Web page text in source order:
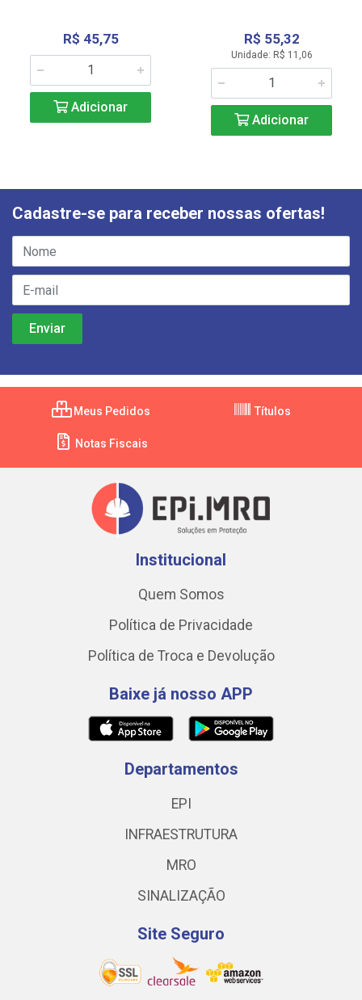
R$ 45,75
Adicionar
R$ 55,32
Unidade: R$ 11,06
Adicionar
Cadastre-se para receber nossas ofertas!
Meus Pedidos Títulos
Notas Fiscais
Institucional
Quem Somos
Política de Privacidade
Política de Troca e Devolução
Baixe já nosso APP
Departamentos
EPI
INFRAESTRUTURA
MRO
SINALIZAÇÃO
Site Seguro